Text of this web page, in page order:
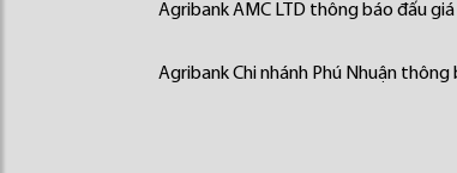
Agribank AMC LTD thông báo đấu giá
Agribank Chi nhánh Phú Nhuận thông